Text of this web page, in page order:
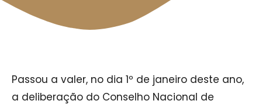
Passou a valer, no dia 1º de janeiro deste ano,
a deliberação do Conselho Nacional de